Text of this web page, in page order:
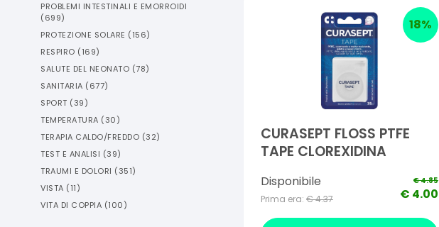
PROBLEMI INTESTINALI E EMORROIDI
(699)
PROTEZIONE SOLARE (156)
RESPIRO (169)
SALUTE DEL NEONATO (78)
SANITARIA (677)
SPORT (39)
TEMPERATURA (30)
TERAPIA CALDO/FREDDO (32)
TEST E ANALISI (39)
TRAUMI E DOLORI (351)
VISTA (11)
VITA DI COPPIA (100)
18%
CURASEPT FLOSS PTFE
TAPE CLOREXIDINA
Disponibile
Prima era: €4.37
€4.85
€ 4.00